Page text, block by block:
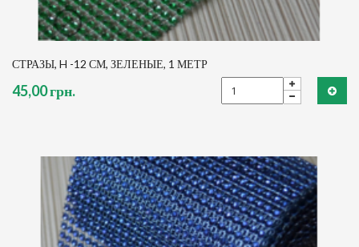
СТРАЗЫ, H -12 СМ, ЗЕЛЕНЫЕ, 1 МЕТР
45,00 грн.